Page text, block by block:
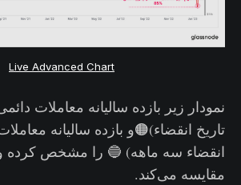
Live Advanced Chart
نمودار زیر بازده سالیانه معاملات
تاریخ انقضاء)🟠و بازده سالیانه
انقضاء سه ماهه) 🔵 را مشخص کرده و
مقایسه می‌کند.